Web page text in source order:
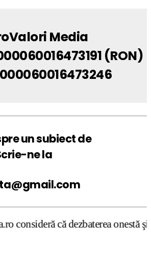
Media
(RON)
un subiect de
ne la
onestă şi libertatea